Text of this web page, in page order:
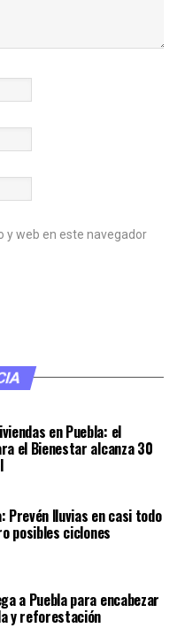
y web en este navegador
en Puebla: el
el Bienestar alcanza 30
lluvias en casi todo
posibles ciclones
a Puebla para encabezar
y reforestación